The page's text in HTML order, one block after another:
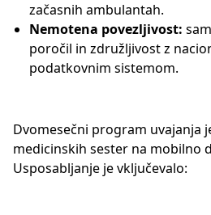
začasnih ambulantah.
Nemotena povezljivost:
poročil in združljivost z
podatkovnim sistemom.
Dvomesečni program uvajanja
medicinskih sester na mobilno
Usposabljanje je vključevalo: